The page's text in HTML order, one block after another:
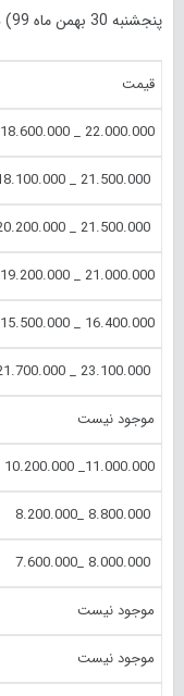
پنجشنبه 30 بهمن ماه
99
)
قیمت
22.000.000 _ 18.600.000
21.000.000 _ 19.200.000
16.400.000 _ 15.500.000
موجود نیست
11.000.000_ 10.200.000
موجود نیست
موجود نیست